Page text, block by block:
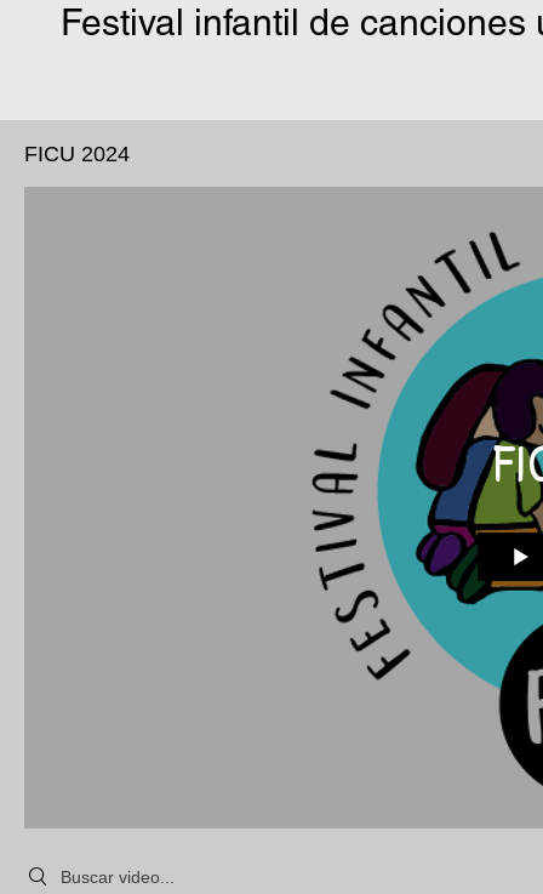
Festival infantil de canciones
FICU 2024
Search videos